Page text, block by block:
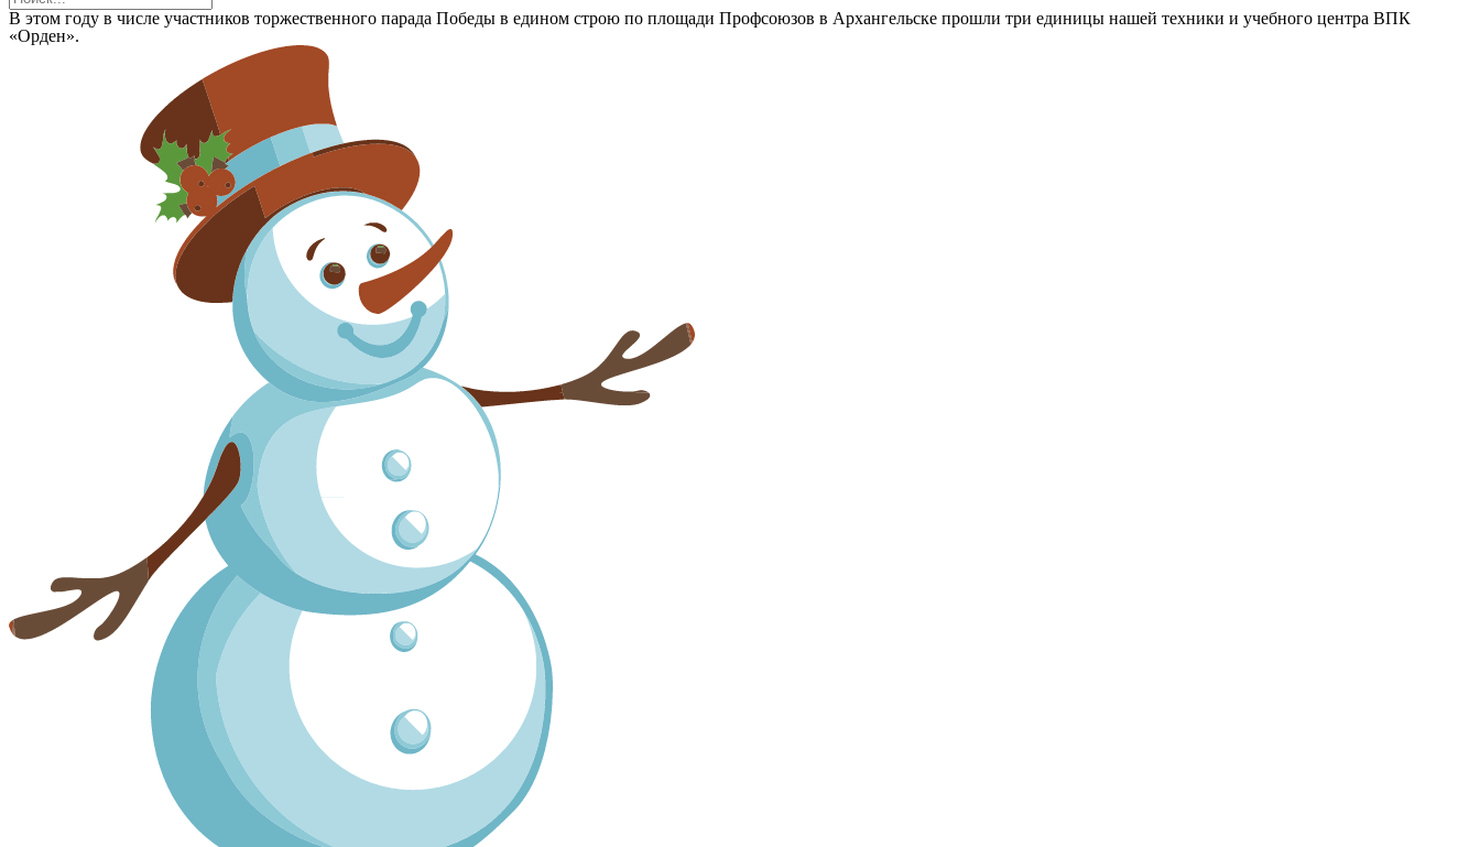
В этом году в числе участников торжественного парада Победы в едином строю по площади Профсоюзов в Архангельске прошли три единицы нашей техники и учебного центра ВПК
«Орден».